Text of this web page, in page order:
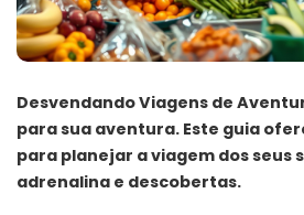
Desvendando Viagens de
para sua aventura. Este guia
para planejar a viagem dos seus
adrenalina e descobertas.